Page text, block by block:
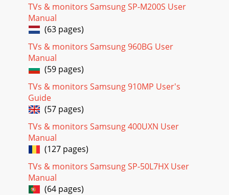
Page 48
52Ekrāna iestatīšana33 Ekrāna iestatīšana3.11 FineLai iegūtu
spilgtu attēlu, izvēlieties elementu Fine. Šī funkcija ir
pieejama tikai režīmā Analog. 3
Page 49
534 Krāsu nianšu konfigurēšana4 Krāsu nianšu
konfigurēšanaPielāgojiet ekrāna krāsu nianses. Šī izvēlne
nav pieejama, ja funkcija Bright ir iestatīta
Page 50
54Krāsu nianšu konfigurēšana44 Krāsu nianšu
konfigurēšana4.2 GreenPielāgojiet attēla zaļas krāsas
vērtību. (Diapazons: 0~100)Augstāka vērtība palielin
Page 51
55Krāsu nianšu konfigurēšana44 Krāsu nianšu
TVs & monitors Samsung SP-M200S User
Manual
(63 pages)
TVs & monitors Samsung 960BG User
Manual
(59 pages)
TVs & monitors Samsung 910MP User's
Guide
(57 pages)
TVs & monitors Samsung 400UXN User
Manual
(127 pages)
TVs & monitors Samsung SP-50L7HX User
Manual
(64 pages)